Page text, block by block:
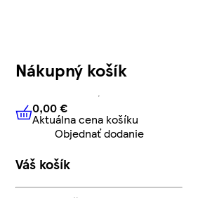
Nákupný košík
0,00 € Aktuálna cena košíku
0,00 €
Aktuálna cena košíku
Objednať dodanie
Váš košík